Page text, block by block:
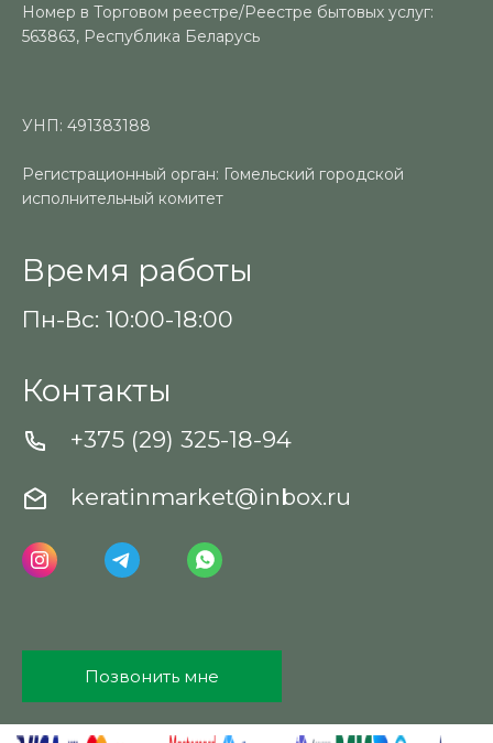
Номер в Торговом реестре/Реестре бытовых услуг:
563863, Республика Беларусь
УНП: 491383188
Регистрационный орган: Гомельский городской
исполнительный комитет
Время работы
Пн-Вс: 10:00-18:00
Контакты
+375 (29) 325-18-94
keratinmarket@inbox.ru
Позвонить мне